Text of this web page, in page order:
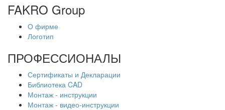
FAKRO Group
О фирме
Логотип
ПРОФЕССИОНАЛЫ
Сертификаты и Декларации
Библиотека CAD
Монтаж - инструкции
Монтаж - видео-инструкции